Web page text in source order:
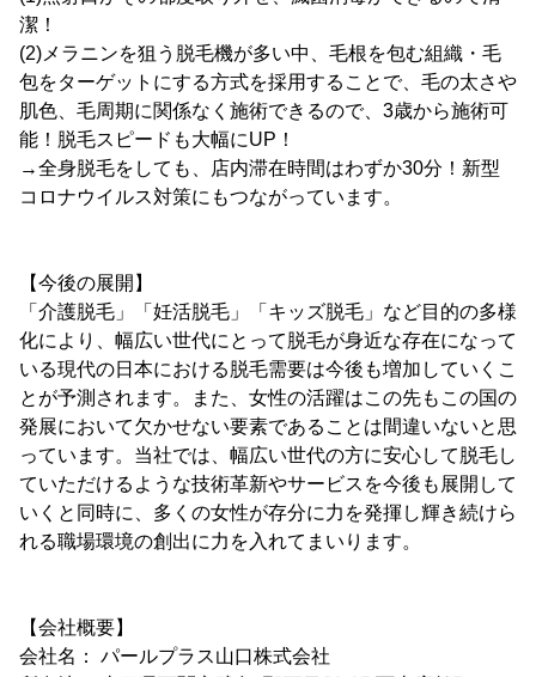
潔！
(2)メラニンを狙う脱毛機が多い中、毛根を包む組織・毛
包をターゲットにする方式を採用することで、毛の太さや
肌色、毛周期に関係なく施術できるので、3歳から施術可
能！脱毛スピードも大幅にUP！
→全身脱毛をしても、店内滞在時間はわずか30分！新型
コロナウイルス対策にもつながっています。
【今後の展開】
「介護脱毛」「妊活脱毛」「キッズ脱毛」など目的の多様
化により、幅広い世代にとって脱毛が身近な存在になって
いる現代の日本における脱毛需要は今後も増加していくこ
とが予測されます。また、女性の活躍はこの先もこの国の
発展において欠かせない要素であることは間違いないと思
っています。当社では、幅広い世代の方に安心して脱毛し
ていただけるような技術革新やサービスを今後も展開して
いくと同時に、多くの女性が存分に力を発揮し輝き続けら
れる職場環境の創出に力を入れてまいります。
【会社概要】
会社名： パールプラス山口株式会社